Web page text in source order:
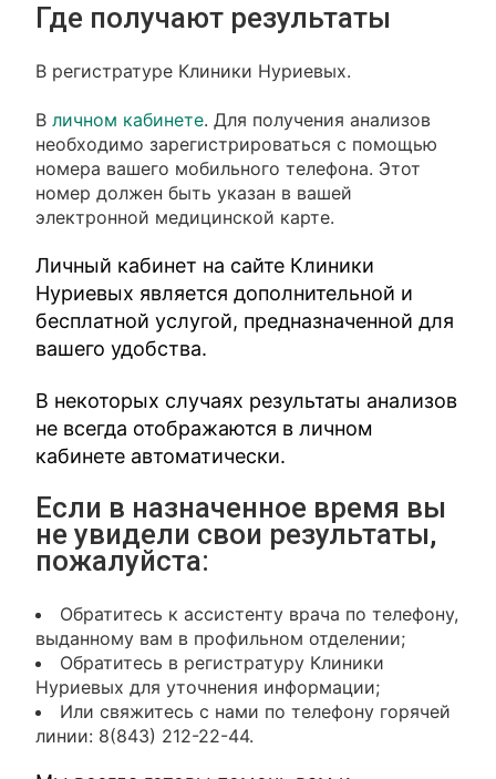
Где получают результаты
В регистратуре Клиники Нуриевых.
Вличном кабинете. Для получения анализов
необходимо зарегистрироваться с помощью
номера вашего мобильного телефона. Этот
номер должен быть указан в вашей
электронной медицинской карте.
Личный кабинет на сайте Клиники
Нуриевых является дополнительной и
бесплатной услугой, предназначенной для
вашего удобства.
В некоторых случаях результаты анализов
не всегда отображаются в личном
кабинете автоматически.
Если в назначенное время вы
не увидели свои результаты,
пожалуйста:
Обратитесь к ассистенту врача по телефону,
выданному вам в профильном отделении;
Обратитесь в регистратуру Клиники
Нуриевых для уточнения информации;
Или свяжитесь с нами по телефону горячей
линии: 8(843) 212-22-44.